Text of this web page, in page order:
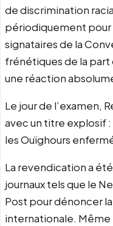
de discrimination
périodiquement pour
signataires de la
frénétiques de la
une réaction
Le jour de l’examen,
avec un titre explosif :
les Ouïghours
La revendication a
journaux tels que le
Post pour dénoncer
internationale. Même